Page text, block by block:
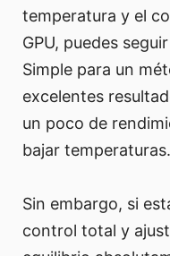
temperatura y el
GPU, puedes
Simple para un
excelentes
un poco de
bajar temperaturas.
Sin embargo, si
control total y